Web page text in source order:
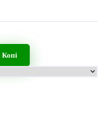
Копі